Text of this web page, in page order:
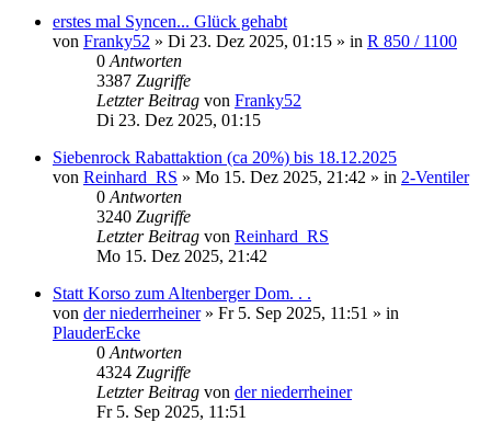
erstes mal Syncen... Glück gehabt
von Franky52 » Di 23. Dez 2025, 01:15 » in R 850 / 1100
0 Antworten
3387 Zugriffe
Letzter Beitrag von Franky52
Di 23. Dez 2025, 01:15
Siebenrock Rabattaktion (ca 20%) bis 18.12.2025
von Reinhard_RS » Mo 15. Dez 2025, 21:42 » in 2-Ventiler
0 Antworten
3240 Zugriffe
Letzter Beitrag von Reinhard_RS
Mo 15. Dez 2025, 21:42
Statt Korso zum Altenberger Dom. . .
von der niederrheiner» Fr 5. Sep 2025, 11:51 » in
PlauderEcke
0 Antworten
4324 Zugriffe
Letzter Beitrag von der niederrheiner
Fr 5. Sep 2025, 11:51